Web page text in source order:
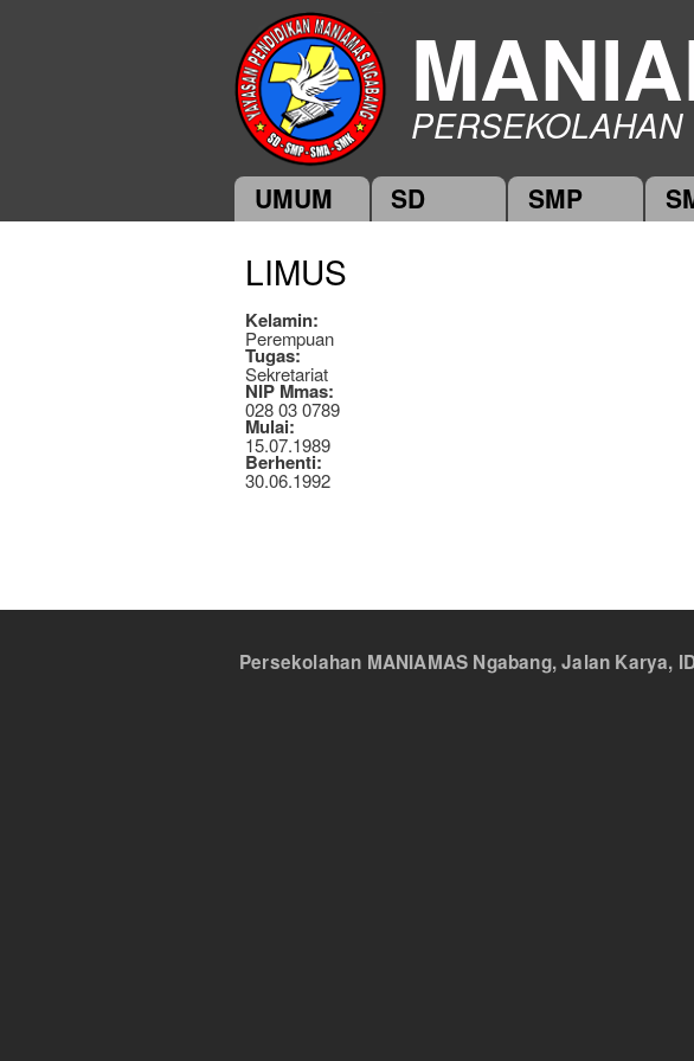
Main menu
UMUM SD SMP
LIMUS
Kelamin:
Perempuan
Tugas:
Sekretariat
NIP Mmas:
028 03 0789
Mulai:
15.07.1989
Berhenti:
30.06.1992
Persekolahan MANIAMAS Ngabang, Jalan Karya,